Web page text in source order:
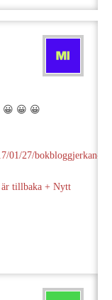
😀 😀 😀
01/27/bokbloggjerkan-
tillbaka + Nytt